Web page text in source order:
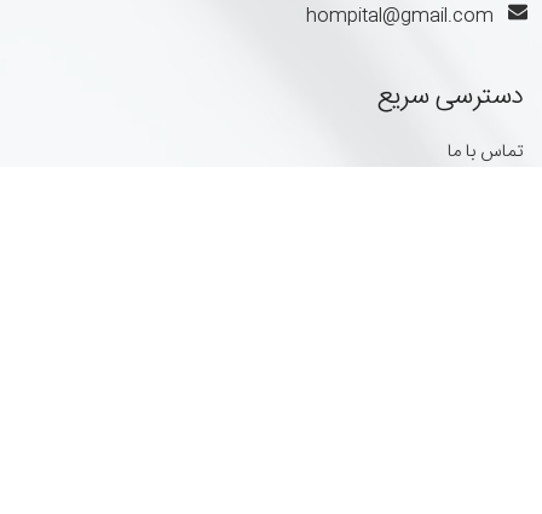
hompital@gmail.com
دسترسی سریع
تماس با ما